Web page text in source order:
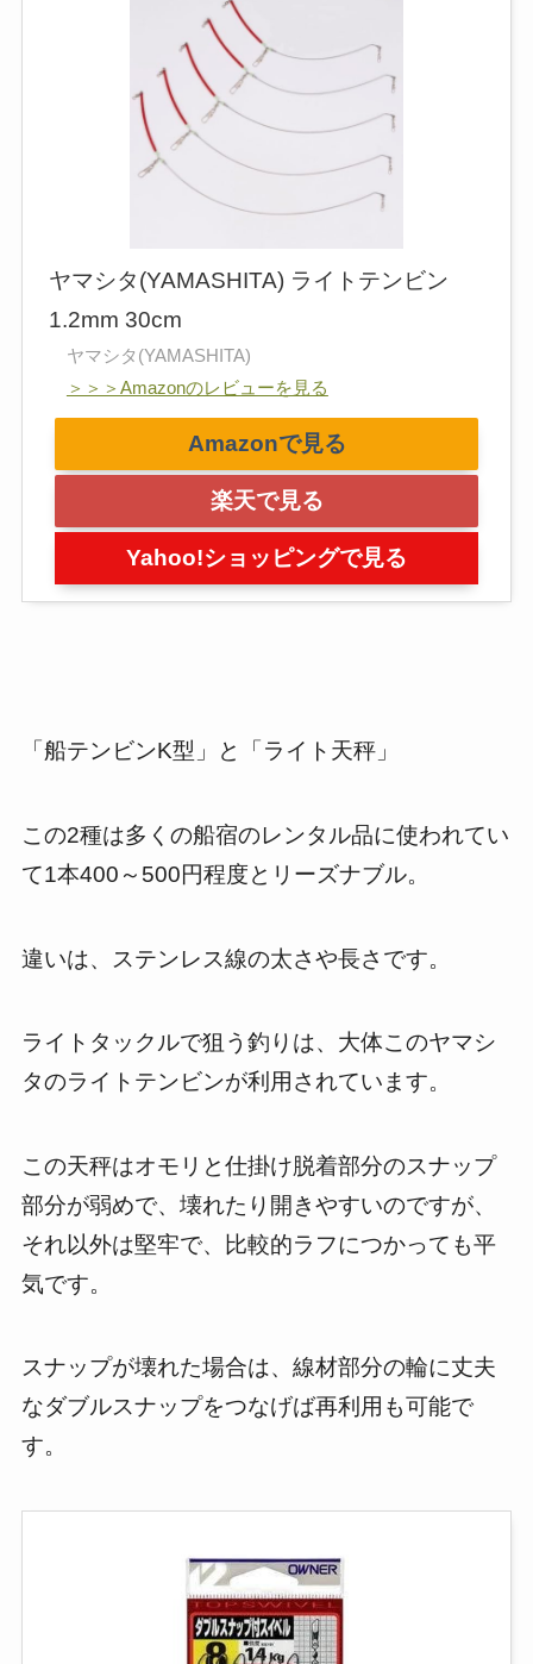
ヤマシタ(YAMASHITA) ライトテンビン
1.2mm 30cm
ヤマシタ(YAMASHITA)
＞＞＞Amazonのレビューを見る
Amazonで見る
楽天で見る
Yahoo!ショッピングで見る
「船テンビンK型」と「ライト天秤」
この2種は多くの船宿のレンタル品に使われてい
て1本400～500円程度とリーズナブル。
違いは、ステンレス線の太さや長さです。
ライトタックルで狙う釣りは、大体このヤマシ
タのライトテンビンが利用されています。
この天秤はオモリと仕掛け脱着部分のスナップ
部分が弱めで、壊れたり開きやすいのですが、
それ以外は堅牢で、比較的ラフにつかっても平
気です。
スナップが壊れた場合は、線材部分の輪に丈夫
なダブルスナップをつなげば再利用も可能で
す。